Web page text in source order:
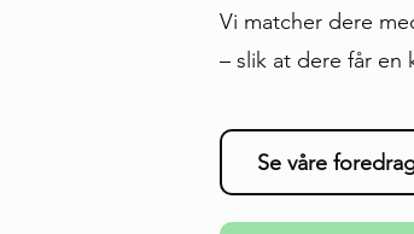
Vi matcher dere
– slik at dere får en
Se våre